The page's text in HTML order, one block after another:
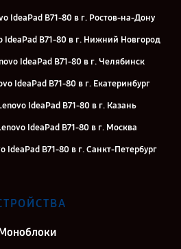
IdeaPad B71-80 в г. Ростов-на-Дону
IdeaPad B71-80 в г. Нижний Новгород
IdeaPad B71-80 в г. Челябинск
IdeaPad B71-80 в г. Екатеринбург
IdeaPad B71-80 в г. Казань
IdeaPad B71-80 в г. Москва
IdeaPad B71-80 в г. Санкт-Петербург